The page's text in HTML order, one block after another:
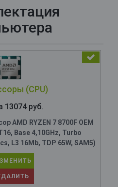
(CPU)
13074 руб.
AMD RYZEN 7 8700F OEM
Base 4,10GHz, Turbo
L3 16Mb, TDP 65W, SAM5)